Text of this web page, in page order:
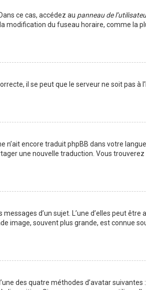
ce cas, accédez au panneau de
modification du fuseau horaire, comme la
il se peut que le serveur ne soit pas à
n’ait encore traduit phpBB dans votre
une nouvelle traduction. Vous
d’un sujet. L’une d’elles peut
image, souvent plus grande, est connue
des quatre méthodes d’avatar